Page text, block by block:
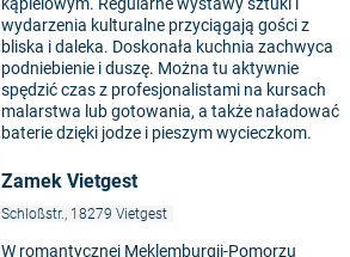
wydarzenia kulturalne przyciągają gości z
bliska i daleka. Doskonała kuchnia zachwyca
podniebienie i duszę. Można tu aktywnie
spędzić czas z profesjonalistami na kursach
malarstwa lub gotowania, a także naładować
baterie dzięki jodze i pieszym wycieczkom.
Zamek Vietgest
Schloßstr., 18279 Vietgest
W romantycznej Meklemburgii-Pomorzu